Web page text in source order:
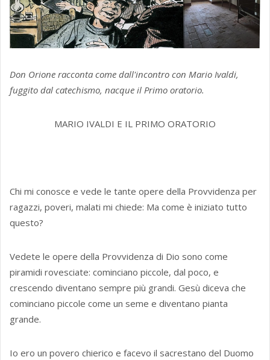
Don Orione racconta come dall'incontro con Mario Ivaldi,
fuggito dal catechismo, nacque il Primo oratorio.
MARIO IVALDI E IL PRIMO ORATORIO
Chi mi conosce e vede le tante opere della Provvidenza per
ragazzi, poveri, malati mi chiede: Ma come è iniziato tutto
questo?
Vedete le opere della Provvidenza di Dio sono come
piramidi rovesciate: cominciano piccole, dal poco, e
crescendo diventano sempre più grandi. Gesù diceva che
cominciano piccole come un seme e diventano pianta
grande.
Io ero un povero chierico e facevo il sacrestano del Duomo